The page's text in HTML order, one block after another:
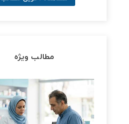
مطالب ویژه